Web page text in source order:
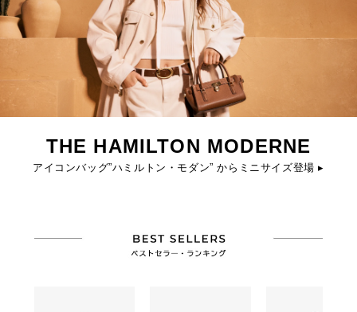
THE HAMILTON MODERNE
アイコンバッグ”ハミルトン・モダン” からミニサイズ登場 ▸